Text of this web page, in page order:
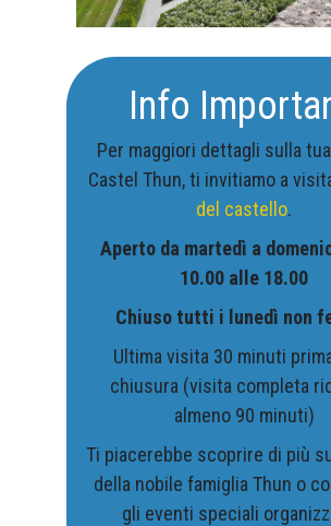
Info
Per maggiori dettagli sulla
Castel Thun, ti invitiamo a
del castello.
Aperto da martedì a
10.00 alle 18.00
Chiuso tutti i lunedì non
Ultima visita 30 minuti
chiusura (visita completa
almeno 90 minuti)
Ti piacerebbe scoprire di più
della nobile famiglia Thun o
gli eventi speciali